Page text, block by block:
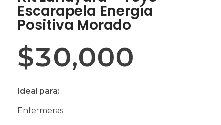
Escarapela Energía
Positiva Morado
$30,000
Ideal para:
Enfermeras